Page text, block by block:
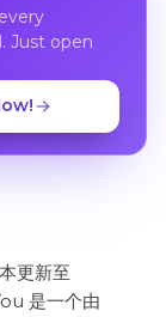
Just open
更新至
是一个由